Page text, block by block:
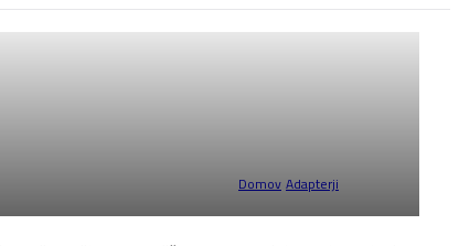
Domov Adapterji